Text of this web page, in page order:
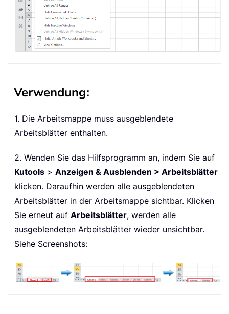
Verwendung:
1. Die Arbeitsmappe muss ausgeblendete
Arbeitsblätter enthalten.
2. Wenden Sie das Hilfsprogramm an, indem Sie auf
Kutools > Anzeigen & Ausblenden > Arbeitsblätter
klicken. Daraufhin werden alle ausgeblendeten
Arbeitsblätter in der Arbeitsmappe sichtbar. Klicken
Sie erneut auf Arbeitsblätter, werden alle
ausgeblendeten Arbeitsblätter wieder unsichtbar.
Siehe Screenshots: